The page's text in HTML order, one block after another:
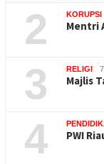
2 KORUPSI
Mentri
3 RELIGI
Majlis
4 PWI